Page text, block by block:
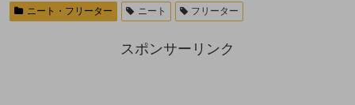
ニート・フリーター ニート フリーター
スポンサーリンク